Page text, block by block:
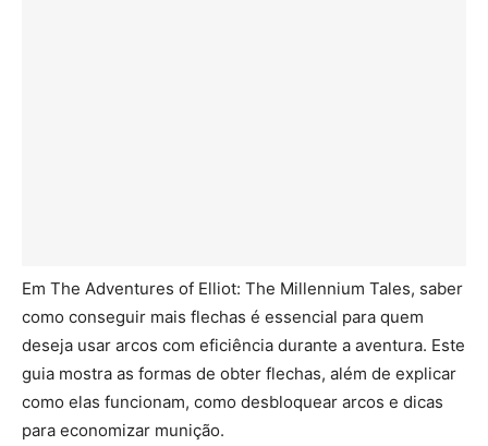
Em The Adventures of Elliot: The Millennium Tales, saber
como conseguir mais flechas é essencial para quem
deseja usar arcos com eficiência durante a aventura. Este
guia mostra as formas de obter flechas, além de explicar
como elas funcionam, como desbloquear arcos e dicas
para economizar munição.